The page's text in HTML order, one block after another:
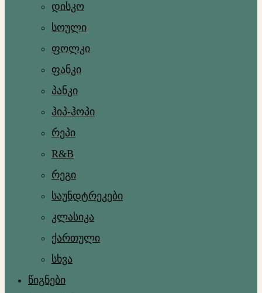
დისკო
სოული
ფოლკი
ფანკი
პანკი
ჰიპ-ჰოპი
რეპი
R&B
რეგი
საუნდტრეკები
კლასიკა
ქართული
სხვა
წიგნები